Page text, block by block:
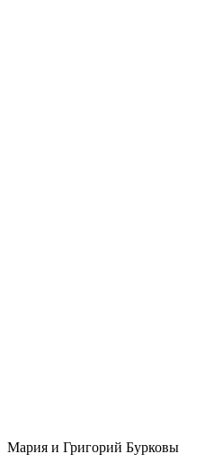
Мария и Григорий Бурковы